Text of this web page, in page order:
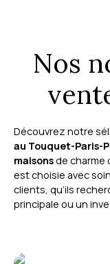
Nos
Découvrez notre
au Touquet-Paris-
maisonsde charme
est choisie avec
clients, qu’ils
principale ou un